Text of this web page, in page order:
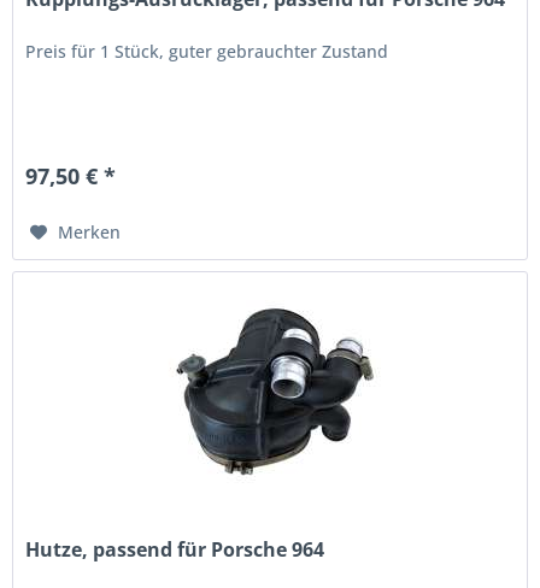
Preis für 1 Stück, guter gebrauchter Zustand
97,50 € *
Merken
Hutze, passend für Porsche 964